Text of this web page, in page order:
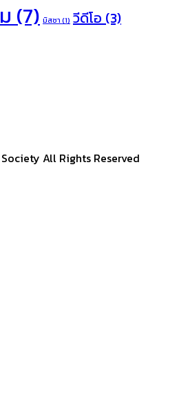
(7) มิสซา(1) วีดีโอ(3)
All Rights Reserved